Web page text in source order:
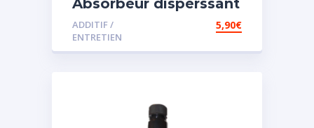
Absorbeur disperssant
d’eau pour carburant
ADDITIF /
ENTRETIEN
5,90€